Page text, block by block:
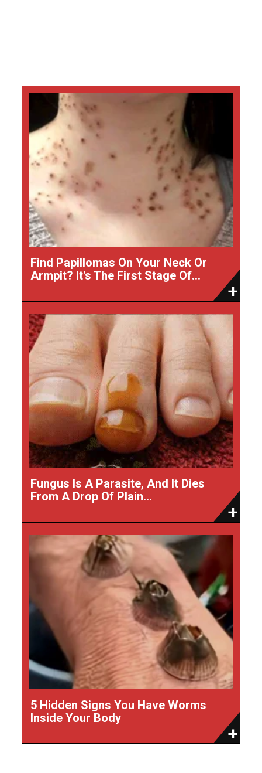
Find Papillomas On Your Neck Or
Armpit? It's The First Stage Of...
Fungus Is A Parasite, And It Dies
From A Drop Of Plain...
5 Hidden Signs You Have Worms
Inside Your Body